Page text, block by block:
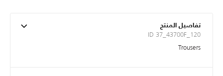
تفاصيل المنتج
ID 37_43700F_120
Trousers